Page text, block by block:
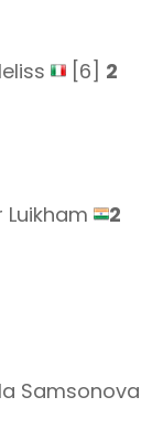
[6] 2
Luikham
2
Samsonova